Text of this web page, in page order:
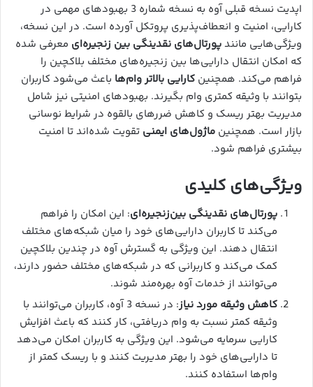
اپدیت نسخه قبلی آوه به نسخه شماره 3 بهبودهای مهمی در
کارایی، امنیت و انعطاف‌پذیری پروتکل آورده است. در این نسخه،
ویژگی‌هایی مانندپورتال‌های نقدینگی بین زنجیره‌ای معرفی شده
که امکان انتقال دارایی‌ها بین زنجیره‌های مختلف بلاکچین را
فراهم می‌کند. همچنین کارایی بالاتر وام‌ها باعث می‌شود کاربران
بتوانند با وثیقه کمتری وام بگیرند. بهبودهای امنیتی نیز شامل
مدیریت بهتر ریسک و کاهش ضررهای بالقوه در شرایط نوسانی
بازار است. همچنین ماژول‌های ایمنی تقویت شده‌اند تا امنیت
بیشتری فراهم شود.
ویژگی‌های کلیدی
پورتال‌های نقدینگی بین‌زنجیره‌ای: این امکان را فراهم
می‌کند تا کاربران دارایی‌های خود را میان شبکه‌های مختلف
انتقال دهند. این ویژگی به گسترش آوه در چندین بلاکچین
کمک می‌کند و کاربرانی که در شبکه‌های مختلف حضور دارند،
می‌توانند از خدمات آوه بهره‌مند شوند.
کاهش وثیقه مورد نیاز
: در نسخه 3 آوه، کاربران می‌توانند با
وثیقه کمتر نسبت به وام دریافتی، کار کنند که باعث افزایش
کارایی سرمایه می‌شود. این ویژگی به کاربران امکان می‌دهد
تا دارایی‌های خود را بهتر مدیریت کنند و با ریسک کمتر از
وام‌ها استفاده کنند.